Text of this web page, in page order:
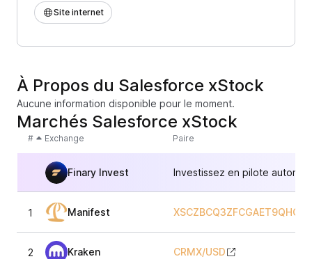
Site internet
À Propos du Salesforce xStock
Aucune information disponible pour le moment.
Marchés Salesforce xStock
# Exchange Paire
Finary Invest Investissez en pilote
1 Manifest
2 Kraken CRMX/USD